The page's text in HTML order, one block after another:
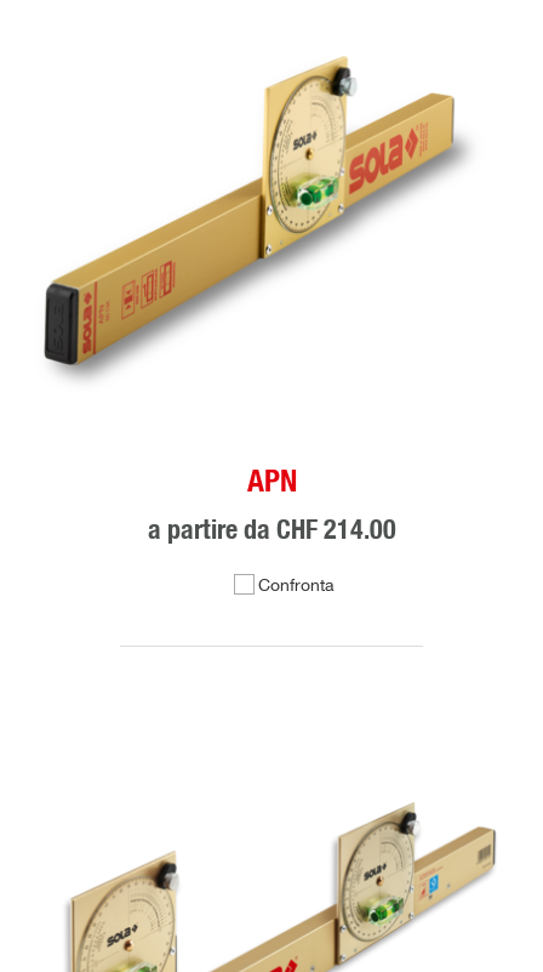
APN
a partire da CHF 214.00
Confronta